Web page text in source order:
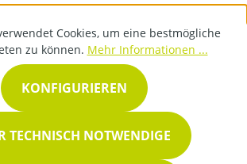
Cookies, um eine bestmögliche
zu können. Mehr Informationen ...
TECHNISCH NOTWENDIGE
KONFIGURIEREN